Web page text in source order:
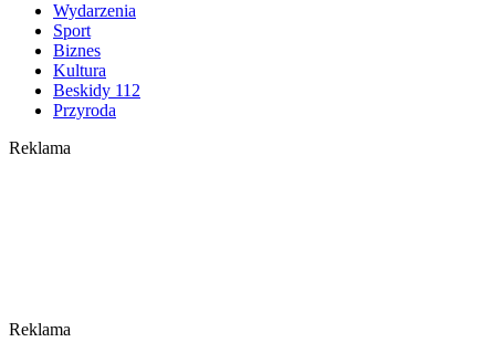
Wydarzenia
Sport
Biznes
Kultura
Beskidy 112
Przyroda
Reklama
Reklama